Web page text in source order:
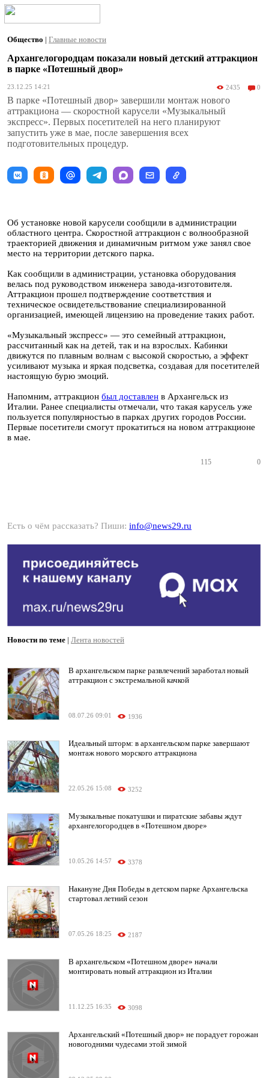
Общество | Главные новости
Архангелогородцам показали новый детский аттракцион
в парке «Потешный двор»
23.12.25 14:21 2435 0
В парке «Потешный двор» завершили монтаж нового
аттракциона — скоростной карусели «Музыкальный
экспресс». Первых посетителей на него планируют
запустить уже в мае, после завершения всех
подготовительных процедур.
Об установке новой карусели сообщили в администрации
областного центра. Скоростной аттракцион с волнообразной
траекторией движения и динамичным ритмом уже занял свое
место на территории детского парка.
Как сообщили в администрации, установка оборудования
велась под руководством инженера завода-изготовителя.
Аттракцион прошел подтверждение соответствия и
техническое освидетельствование специализированной
организацией, имеющей лицензию на проведение таких работ.
«Музыкальный экспресс» — это семейный аттракцион,
рассчитанный как на детей, так и на взрослых. Кабинки
движутся по плавным волнам с высокой скоростью, а эффект
усиливают музыка и яркая подсветка, создавая для посетителей
настоящую бурю эмоций.
Напомним, аттракцион был доставлен в Архангельск из
Италии. Ранее специалисты отмечали, что такая карусель уже
пользуется популярностью в парках других городов России.
Первые посетители смогут прокатиться на новом аттракционе
в мае.
115 0
Есть о чём рассказать? Пиши: info@news29.ru
Новости по теме | Лента новостей
В архангельском парке развлечений заработал новый
аттракцион с экстремальной качкой
08.07.26 09:01 1936
Идеальный шторм: в архангельском парке завершают
монтаж нового морского аттракциона
22.05.26 15:08 3252
Музыкальные покатушки и пиратские забавы ждут
архангелогородцев в «Потешном дворе»
10.05.26 14:57 3378
Накануне Дня Победы в детском парке Архангельска
стартовал летний сезон
07.05.26 18:25 2187
В архангельском «Потешном дворе» начали
монтировать новый аттракцион из Италии
11.12.25 16:35 3098
Архангельский «Потешный двор» не порадует горожан
новогодними чудесами этой зимой